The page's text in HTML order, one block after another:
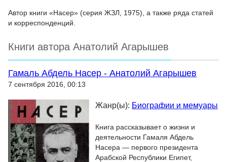
Автор книги «Насер» (серия ЖЗЛ, 1975), а также ряда статей
и корреспонденций.
Книги автора Анатолий Агарышев
Гамаль Абдель Насер - Анатолий Агарышев
7 сентября 2016, 00:13
Жанр(ы): Биографии и мемуары
Книга рассказывает о жизни и
деятельности Гамаля Абдель
Насера — первого президента
Арабской Республики Египет,